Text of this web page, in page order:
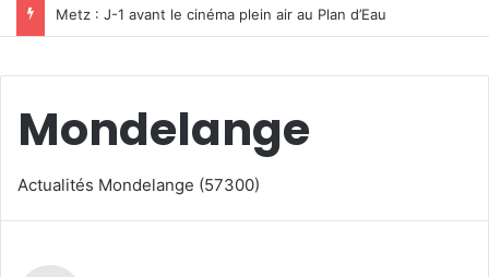
Metz : J-1 avant le cinéma plein air au Plan d’Eau
Mondelange
Actualités Mondelange (57300)